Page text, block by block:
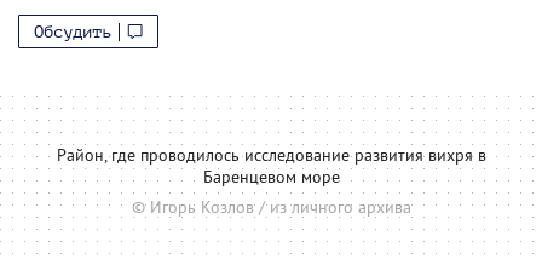
Обсудить
Район, где проводилось исследование развития вихря в
Баренцевом море
© Игорь Козлов / из личного архива